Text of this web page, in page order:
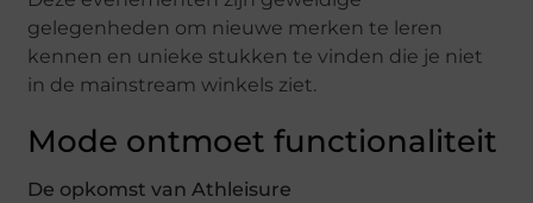
gelegenheden om nieuwe merken te leren
kennen en unieke stukken te vinden die je niet
in de mainstream winkels ziet.
Mode ontmoet functionaliteit
De opkomst van Athleisure